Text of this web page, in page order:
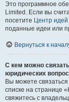
Это программное
Limited. Если вы
посетите Центр
поданные идеи или
Вернуться к
С кем можно
юридических
Вы можете
списке на странице
свяжитесь с